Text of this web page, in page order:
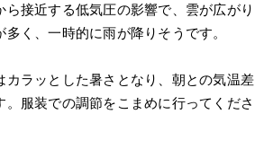
ら接近する低気圧の影響で、雲が広がり
く、一時的に雨が降りそうです。
カラッとした暑さとなり、朝との気温差
。服装での調節をこまめに行ってくださ